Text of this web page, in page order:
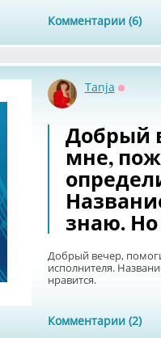
Комментарии (6)
Tanja
Добрый
мне,
знаю. Но
Добрый вечер,
исполнителя.
нравится.
Комментарии (2)